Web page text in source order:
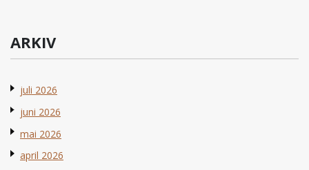
ARKIV
juli 2026
juni 2026
mai 2026
april 2026